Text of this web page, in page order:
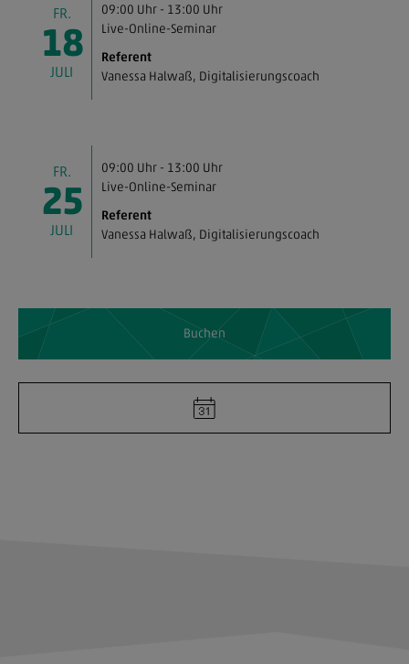
FR.
18
JULI
09:00 Uhr - 13:00 Uhr
Live-Online-Seminar
Referent
Vanessa Halwaß, Digitalisierungscoach
FR.
25
JULI
09:00 Uhr - 13:00 Uhr
Live-Online-Seminar
Referent
Vanessa Halwaß, Digitalisierungscoach
Buchen